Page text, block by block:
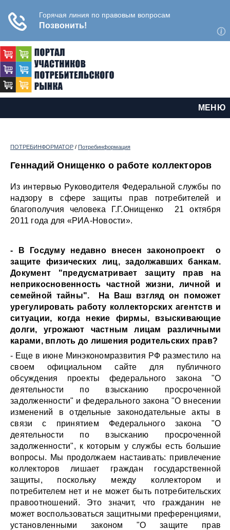
МЕНЮ
ПОТРЕБИНФОРМАТОР / Потребинформация
Геннадий Онищенко о работе коллекторов
Из интервью Руководителя Федеральной службы по
надзору в сфере защиты прав потребителей и
благополучия человека Г.Г.Онищенко 21 октября
2011 года для «РИА-Новости».
- В Госдуму недавно внесен законопроект о
защите физических лиц, задолжавших банкам.
Документ "предусматривает защиту прав на
неприкосновенность частной жизни, личной и
семейной тайны". На Ваш взгляд он поможет
урегулировать работу коллекторских агентств и
ситуации, когда некие фирмы, взыскивающие
долги, угрожают частным лицам различными
карами, вплоть до лишения родительских прав?
- Еще в июне Минэкономразвития РФ разместило на
своем официальном сайте для публичного
обсуждения проекты федерального закона "О
деятельности по взысканию просроченной
задолженности" и федерального закона "О внесении
изменений в отдельные законодательные акты в
связи с принятием Федерального закона "О
деятельности по взысканию просроченной
задолженности", к которым у службы есть большие
вопросы. Мы продолжаем настаивать: привлечение
коллекторов лишает граждан государственной
защиты, поскольку между коллектором и
потребителем нет и не может быть потребительских
правоотношений. Это значит, что гражданин не
может воспользоваться защитными преференциями,
установленными законом "О защите прав